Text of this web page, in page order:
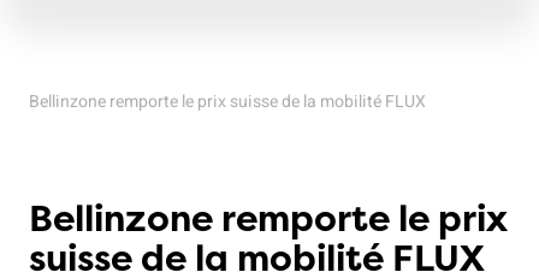
Bellinzone remporte le prix suisse de la mobilité FLUX
Bellinzone remporte le prix
suisse de la mobilité FLUX